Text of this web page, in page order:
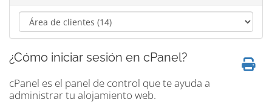
¿Cómo iniciar sesión en cPanel?
cPanel es el panel de control que te ayuda a
administrar tu alojamiento web.